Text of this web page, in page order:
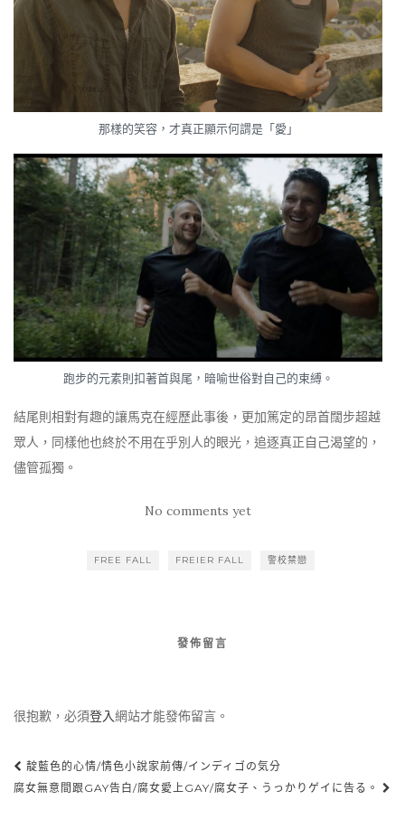
那樣的笑容，才真正顯示何謂是「愛」
跑步的元素則扣著首與尾，暗喻世俗對自己的束縛。
結尾則相對有趣的讓馬克在經歷此事後，更加篤定的昂首闊步超越
眾人，同樣他也終於不用在乎別人的眼光，追逐真正自己渴望的，
儘管孤獨。
No comments yet
FREE FALL FREIER FALL 警校禁戀
發佈留言
很抱歉，必須登入網站才能發佈留言。
Post navigation
靛藍色的心情/情色小說家前傳/インディゴの気分
腐女無意間跟GAY告白/腐女愛上GAY/腐女子、うっかりゲイに告る。